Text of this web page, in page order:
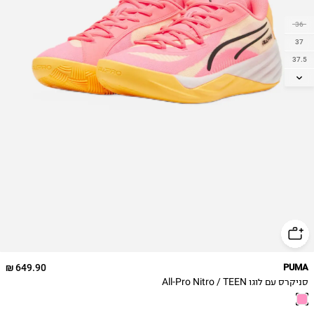
36
37
37.5
38
649.90 ₪ PUMA
סניקרס עם לוגו All-Pro Nitro / TEEN